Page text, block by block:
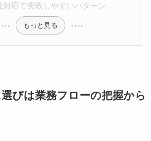
対応で失敗しやすいパターン
もっと見る
びは業務フローの把握から